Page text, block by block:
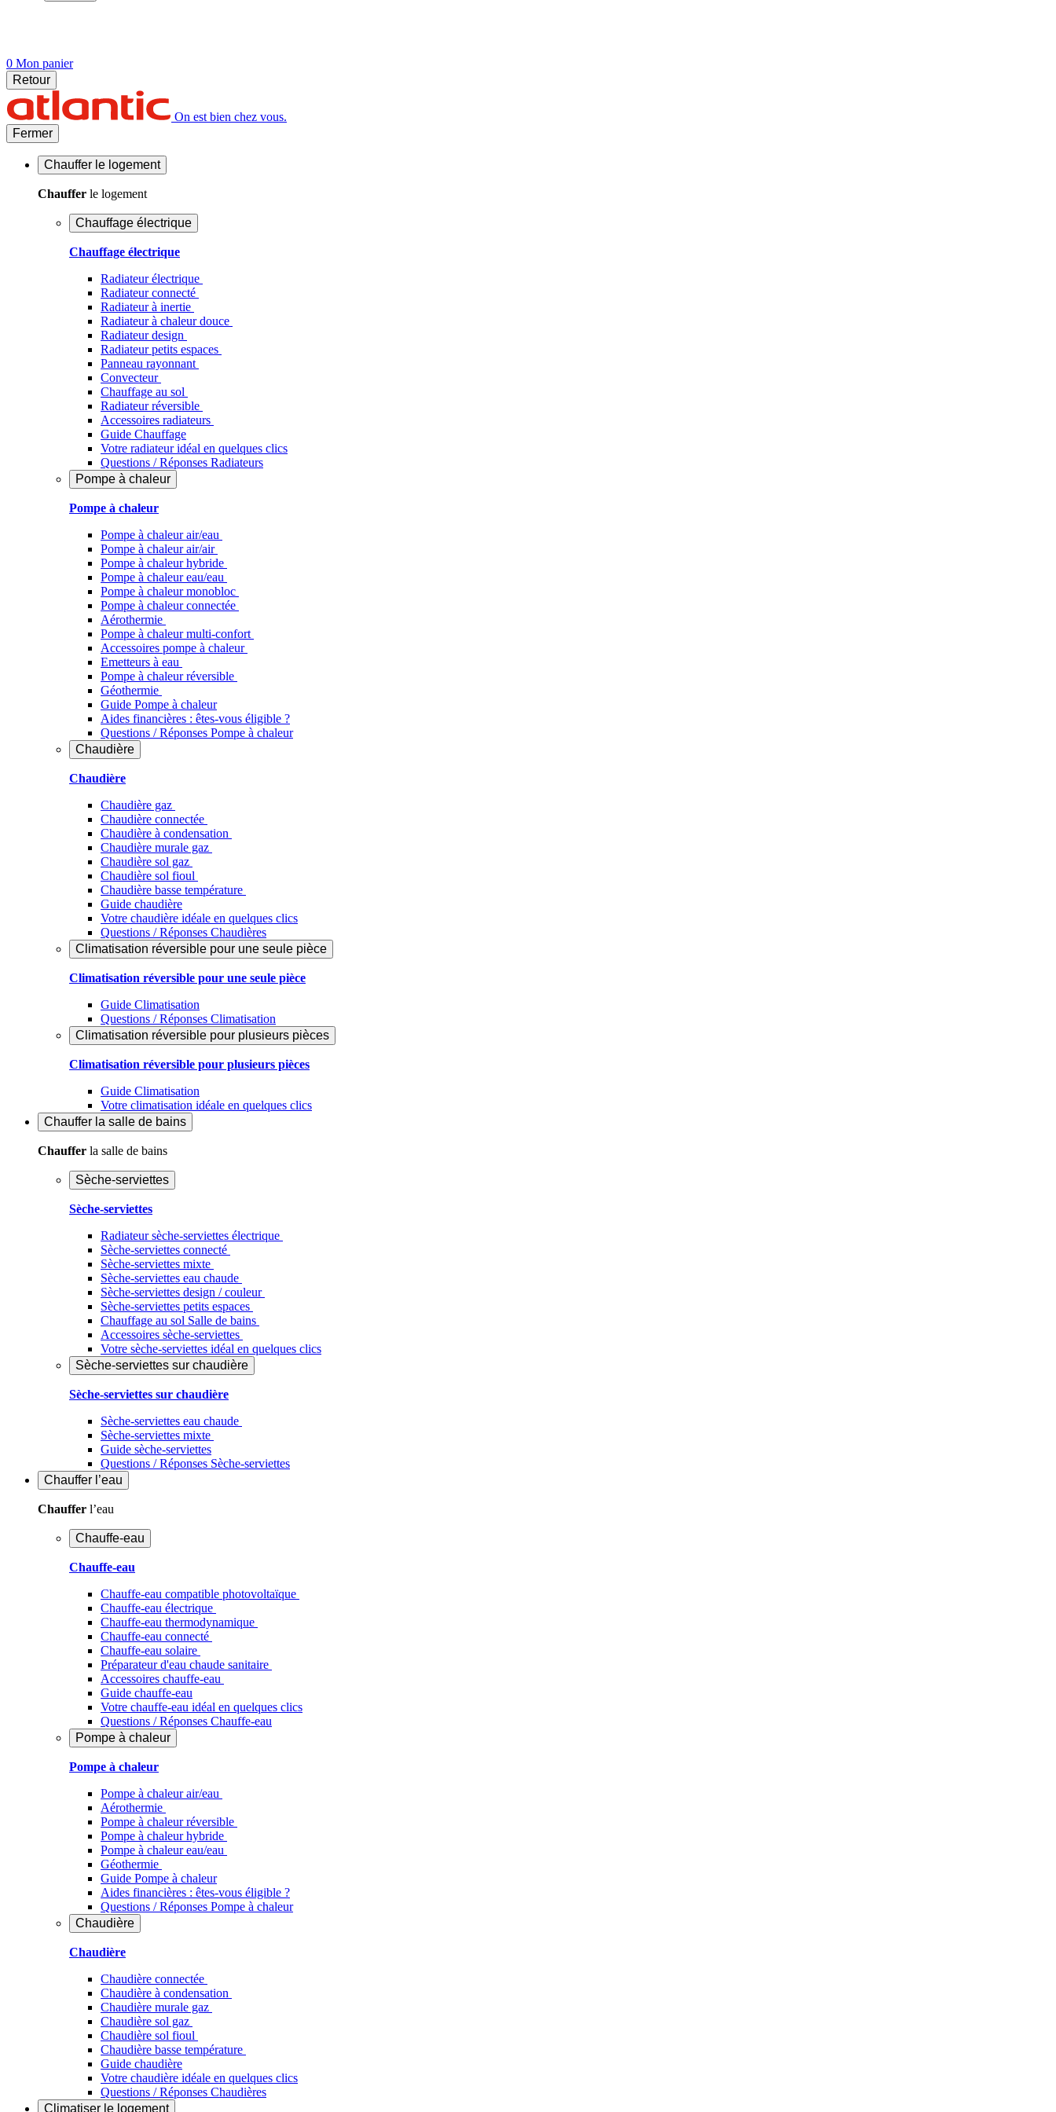
0 Mon panier
Retour
On est bien chez vous.
Fermer
Chauffer le logement
Chauffer le logement
Chauffage électrique
Chauffage électrique
Radiateur électrique
Radiateur connecté
Radiateur à inertie
Radiateur à chaleur douce
Radiateur design
Radiateur petits espaces
Panneau rayonnant
Convecteur
Chauffage au sol
Radiateur réversible
Accessoires radiateurs
Guide Chauffage
Votre radiateur idéal en quelques clics
Questions / Réponses Radiateurs
Pompe à chaleur
Pompe à chaleur
Pompe à chaleur air/eau
Pompe à chaleur air/air
Pompe à chaleur hybride
Pompe à chaleur​ eau/eau
Pompe à chaleur monobloc
Pompe à chaleur connectée
Aérothermie
Pompe à chaleur multi-confort
Accessoires pompe à chaleur
Emetteurs à eau
Pompe à chaleur réversible
Géothermie
Guide Pompe à chaleur
Aides financières : êtes-vous éligible ?
Questions / Réponses Pompe à chaleur
Chaudière
Chaudière
Chaudière gaz
Chaudière connectée
Chaudière à condensation
Chaudière murale gaz
Chaudière sol gaz
Chaudière sol fioul
Chaudière basse température
Guide chaudière
Votre chaudière idéale en quelques clics
Questions / Réponses Chaudières
Climatisation réversible pour une seule pièce
Climatisation réversible pour une seule pièce
Guide Climatisation
Questions / Réponses Climatisation
Climatisation réversible pour plusieurs pièces
Climatisation réversible pour plusieurs pièces
Guide Climatisation
Votre climatisation idéale en quelques clics
Chauffer la salle de bains
Chauffer la salle de bains
Sèche-serviettes
Sèche-serviettes
Radiateur sèche-serviettes électrique
Sèche-serviettes connecté
Sèche-serviettes mixte
Sèche-serviettes eau chaude
Sèche-serviettes design / couleur
Sèche-serviettes petits espaces
Chauffage au sol Salle de bains
Accessoires sèche-serviettes
Votre sèche-serviettes idéal en quelques clics
Sèche-serviettes sur chaudière
Sèche-serviettes sur chaudière
Sèche-serviettes eau chaude
Sèche-serviettes mixte
Guide sèche-serviettes
Questions / Réponses Sèche-serviettes
Chauffer l’eau
Chauffer l’eau
Chauffe-eau
Chauffe-eau
Chauffe-eau compatible photovoltaïque
Chauffe-eau électrique
Chauffe-eau thermodynamique
Chauffe-eau connecté
Chauffe-eau solaire
Préparateur d'eau chaude sanitaire
Accessoires chauffe-eau
Guide chauffe-eau
Votre chauffe-eau idéal en quelques clics
Questions / Réponses Chauffe-eau
Pompe à chaleur
Pompe à chaleur
Pompe à chaleur air/eau
Aérothermie
Pompe à chaleur réversible
Pompe à chaleur hybride
Pompe à chaleur​ eau/eau
Géothermie
Guide Pompe à chaleur
Aides financières : êtes-vous éligible ?
Questions / Réponses Pompe à chaleur
Chaudière
Chaudière
Chaudière connectée
Chaudière à condensation
Chaudière murale gaz
Chaudière sol gaz
Chaudière sol fioul
Chaudière basse température
Guide chaudière
Votre chaudière idéale en quelques clics
Questions / Réponses Chaudières
Climatiser le logement